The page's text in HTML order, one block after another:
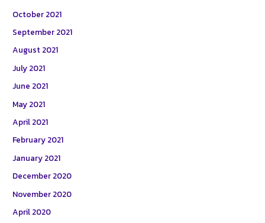
October 2021
September 2021
August 2021
July 2021
June 2021
May 2021
April 2021
February 2021
January 2021
December 2020
November 2020
April 2020